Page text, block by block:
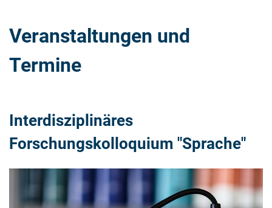
Veranstaltungen und
Termine
Interdisziplinäres
Forschungskolloquium "Sprache"